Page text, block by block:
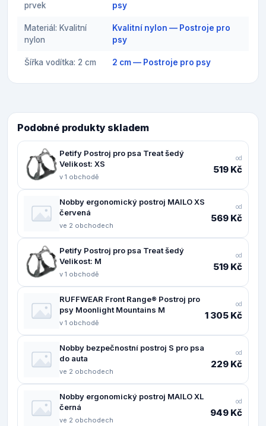
prvek
psy
Materiál: Kvalitní
nylon
Kvalitní nylon — Postroje pro
psy
Šířka vodítka: 2 cm 2 cm — Postroje pro psy
Podobné produkty skladem
Petify Postroj pro psa Treat šedý
Velikost: XS
v 1 obchodě
od
519 Kč
Nobby ergonomický postroj MAILO XS
červená
ve 2 obchodech
od
569 Kč
Petify Postroj pro psa Treat šedý
Velikost: M
v 1 obchodě
od
519 Kč
RUFFWEAR Front Range® Postroj pro
psy Moonlight Mountains M
v 1 obchodě
od
1 305 Kč
Nobby bezpečnostní postroj S pro psa
do auta
ve 2 obchodech
od
229 Kč
Nobby ergonomický postroj MAILO XL
černá
ve 2 obchodech
od
949 Kč